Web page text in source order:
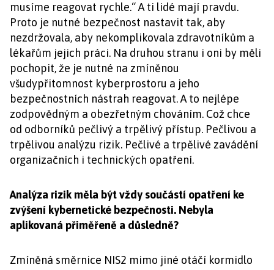
musíme reagovat rychle.“ A ti lidé mají pravdu.
Proto je nutné bezpečnost nastavit tak, aby
nezdržovala, aby nekomplikovala zdravotníkům a
lékařům jejich práci. Na druhou stranu i oni by měli
pochopit, že je nutné na zmíněnou
všudypřitomnost kyberprostoru a jeho
bezpečnostních nástrah reagovat. A to nejlépe
zodpovědným a obezřetným chováním. Což chce
od odborníků pečlivý a trpělivý přístup. Pečlivou a
trpělivou analýzu rizik. Pečlivé a trpělivé zavádění
organizačních i technických opatření.
Analýza rizik měla být vždy součástí opatření ke
zvýšení kybernetické bezpečnosti. Nebyla
aplikovaná přiměřeně a důsledně?
Zmíněná směrnice NIS2 mimo jiné otáčí kormidlo